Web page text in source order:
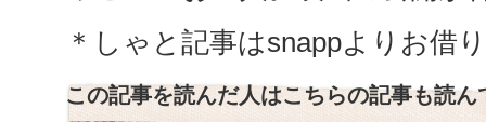
＊しゃと記事はsnappよりお借
この記事を読んだ人はこちらの記事も読ん